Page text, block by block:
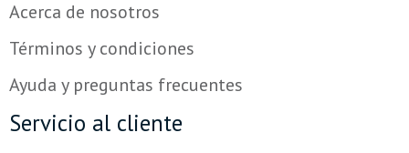
Acerca de nosotros
Términos y condiciones
Ayuda y preguntas frecuentes
Servicio al cliente